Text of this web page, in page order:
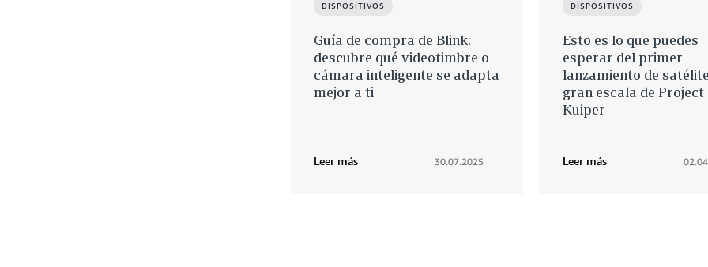
DISPOSITIVOS
Guía de compra de Blink:
descubre qué videotimbre o
cámara inteligente se adapta
mejor a ti
Leer más 30.07.2025
DISPOSITIVOS
Esto es lo que puedes
esperar del primer
lanzamiento de
gran escala de Project
Kuiper
Leer más